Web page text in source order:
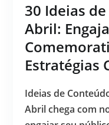
30 Ideias
Abril:
Estratégias
Ideias de
Abril chega com